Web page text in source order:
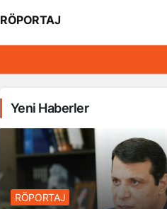
RÖPORTAJ
Yeni Haberler
RÖPORTAJ